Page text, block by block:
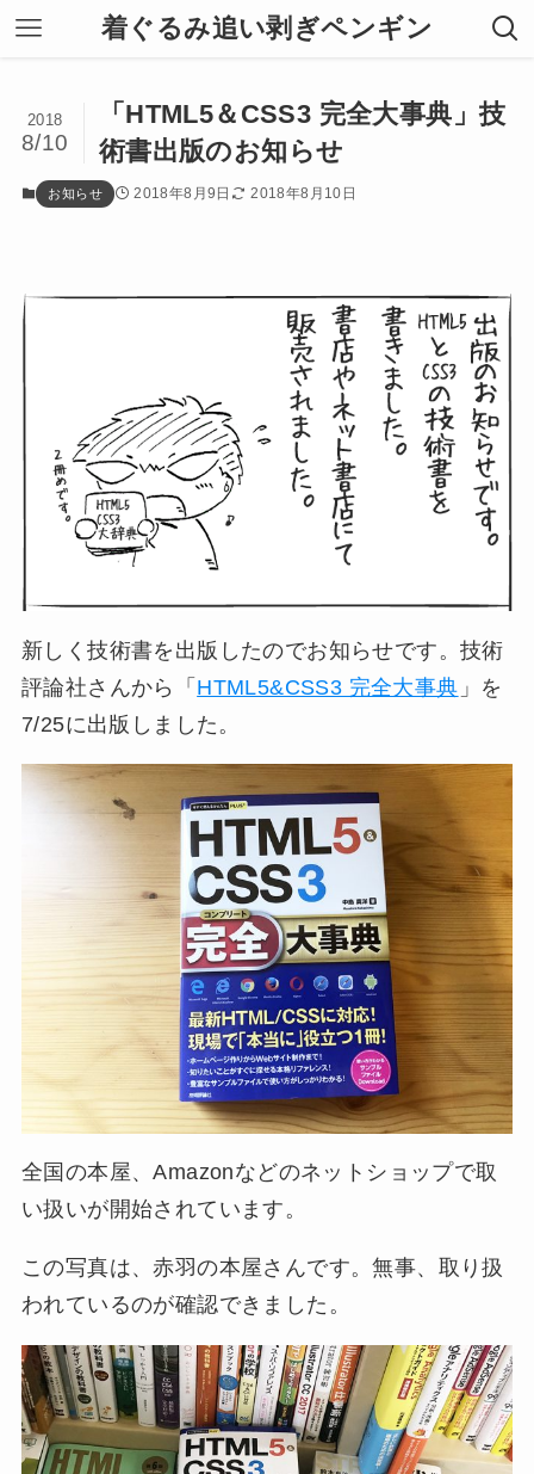
着ぐるみ追い剥ぎペンギン
「HTML5＆CSS3 完全大事典」技
術書出版のお知らせ
2018
8/10
お知らせ 2018年8月9日 2018年8月10日
新しく技術書を出版したのでお知らせです。技術
評論社さんから「 HTML5&CSS3 完全大事典 」を
7/25に出版しました。
全国の本屋、Amazonなどのネットショップで取
い扱いが開始されています。
この写真は、赤羽の本屋さんです。無事、取り扱
われているのが確認できました。